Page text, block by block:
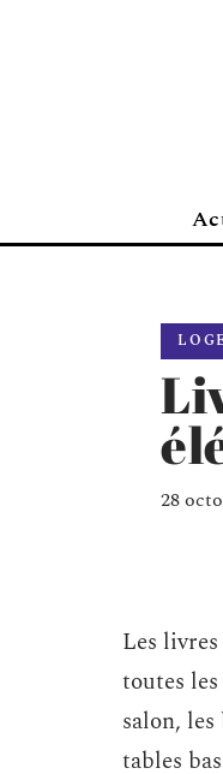
28
Les
toutes
salon,
tables